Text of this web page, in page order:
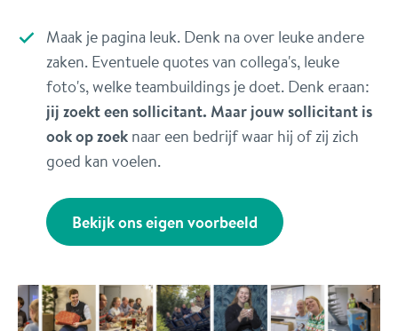
Maak je pagina leuk. Denk na over leuke andere
zaken. Eventuele quotes van collega's, leuke
foto's, welke teambuildings je doet. Denk eraan:
jij zoekt een sollicitant. Maar jouw sollicitant is
ook op zoeknaar een bedrijf waar hij of zij zich
goed kan voelen.
Bekijk ons eigen voorbeeld